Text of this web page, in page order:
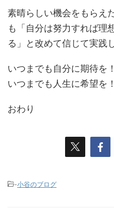
素晴らしい機会をもらえ
も「自分は努力すれば理
る」と改めて信じて実践
いつまでも自分に期待を！
いつまでも人生に希望を！
おわり
-小谷のブログ